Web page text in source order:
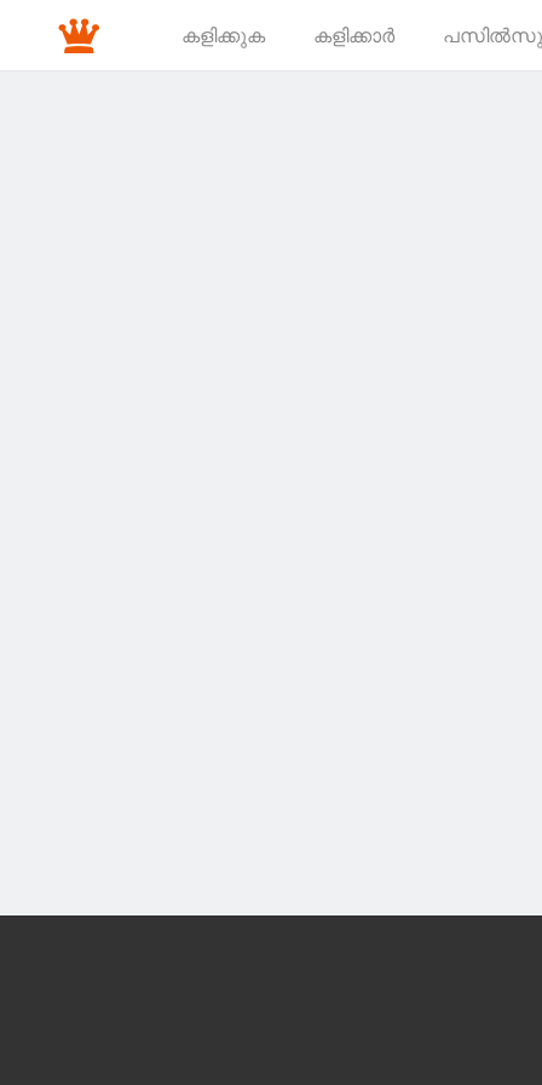
കളിക്കുക കളിക്കാർ